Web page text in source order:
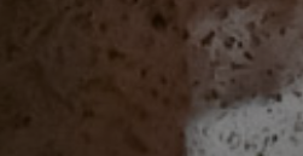
VÁROSRENDÉSZET
TÁJÉKOZTATÓK